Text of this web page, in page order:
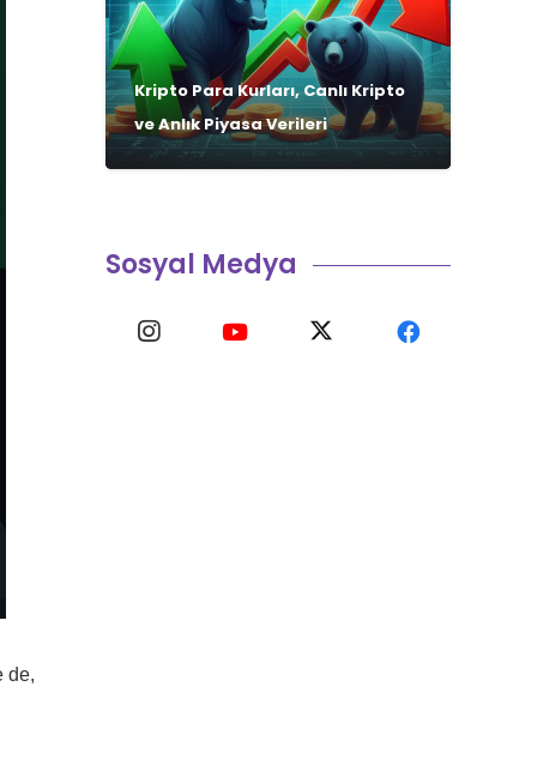
de,
Kripto Para Kurları, Canlı Kripto
ve Anlık Piyasa Verileri
Sosyal Medya